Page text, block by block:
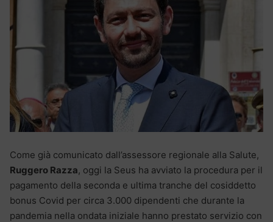
Come già comunicato dall’assessore regionale alla Salute,
Ruggero Razza, oggi la Seus ha avviato la procedura per il
pagamento della seconda e ultima tranche del cosiddetto
bonus Covid per circa 3.000 dipendenti che durante la
pandemia nella ondata iniziale hanno prestato servizio con